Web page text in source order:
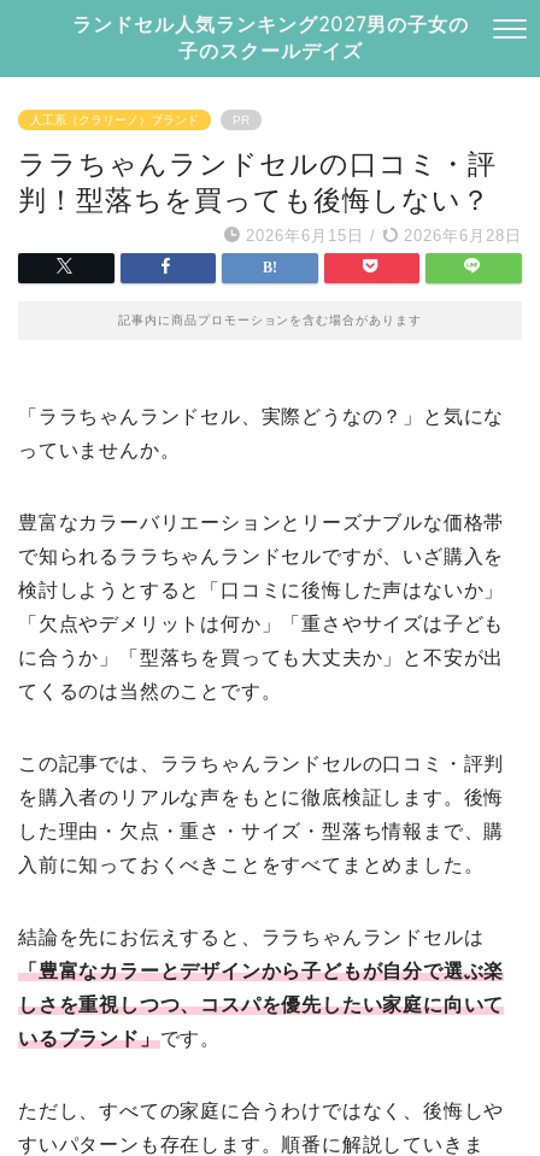
ランドセル人気ランキング2027男の子女の
子のスクールデイズ
人工系（クラリーノ）ブランド PR
ララちゃんランドセルの口コミ・評
判！型落ちを買っても後悔しない？
2026年6月15日 / 2026年6月28日
記事内に商品プロモーションを含む場合があります
「ララちゃんランドセル、実際どうなの？」と気にな
っていませんか。
豊富なカラーバリエーションとリーズナブルな価格帯
で知られるララちゃんランドセルですが、いざ購入を
検討しようとすると「口コミに後悔した声はないか」
「欠点やデメリットは何か」「重さやサイズは子ども
に合うか」「型落ちを買っても大丈夫か」と不安が出
てくるのは当然のことです。
この記事では、ララちゃんランドセルの口コミ・評判
を購入者のリアルな声をもとに徹底検証します。後悔
した理由・欠点・重さ・サイズ・型落ち情報まで、購
入前に知っておくべきことをすべてまとめました。
結論を先にお伝えすると、ララちゃんランドセルは
「豊富なカラーとデザインから子どもが自分で選ぶ楽
しさを重視しつつ、コスパを優先したい家庭に向いて
いるブランド」です。
ただし、すべての家庭に合うわけではなく、後悔しや
すいパターンも存在します。順番に解説していきま